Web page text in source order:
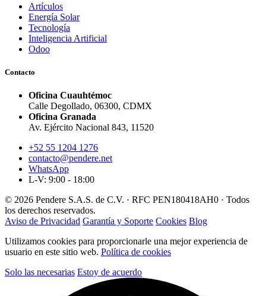
Artículos
Energía Solar
Tecnología
Inteligencia Artificial
Odoo
Contacto
Oficina Cuauhtémoc
Calle Degollado, 06300, CDMX
Oficina Granada
Av. Ejército Nacional 843, 11520
+52 55 1204 1276
contacto@pendere.net
WhatsApp
L-V: 9:00 - 18:00
© 2026 Pendere S.A.S. de C.V. · RFC PEN180418AH0 · Todos
los derechos reservados.
Aviso de Privacidad Garantía y Soporte Cookies Blog
Utilizamos cookies para proporcionarle una mejor experiencia de
usuario en este sitio web. Política de cookies
Solo las necesarias Estoy de acuerdo